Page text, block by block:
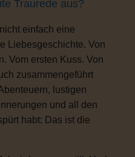
Traurede aus?
einfach eine
Liebesgeschichte. Von
Vom ersten Kuss. Von
zusammengeführt
lustigen
und all den
habt: Das ist die